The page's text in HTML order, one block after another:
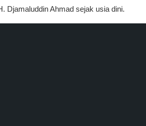
Djamaluddin Ahmad sejak usia dini.